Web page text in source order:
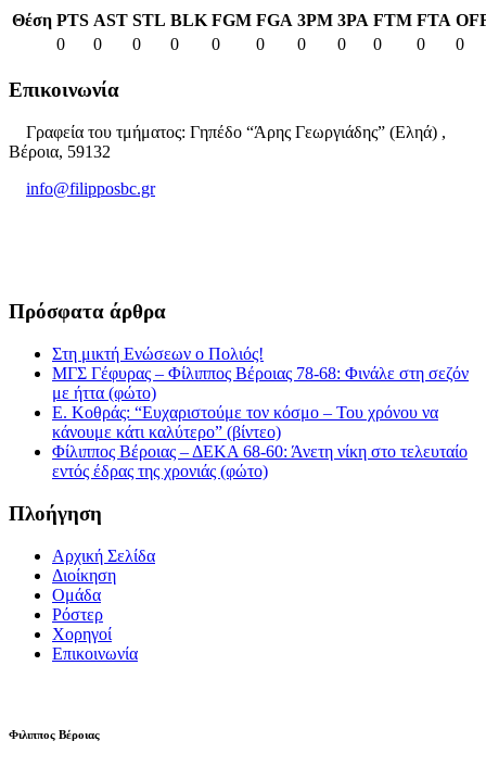
Θέση PTS AST STL BLK FGM FGA 3PM 3PA FTM FTA
0
0 0 0 0 0 0 0 0 0 0
Επικοινωνία
Γραφεία του τμήματος: Γηπέδο “Άρης Γεωργιάδης” (Εληά) ,
Βέροια, 59132
info@filipposbc.gr
Πρόσφατα άρθρα
Στη μικτή Ενώσεων ο Πολιός!
ΜΓΣ Γέφυρας – Φίλιππος Βέροιας 78-68: Φινάλε στη σεζόν
με ήττα (φώτο)
Ε. Κοθράς: “Ευχαριστούμε τον κόσμο – Του χρόνου να
κάνουμε κάτι καλύτερο” (βίντεο)
Φίλιππος Βέροιας – ΔΕΚΑ 68-60: Άνετη νίκη στο τελευταίο
εντός έδρας της χρονιάς (φώτο)
Πλοήγηση
Αρχική Σελίδα
Διοίκηση
Ομάδα
Ρόστερ
Χορηγοί
Επικοινωνία
Φιλιππος Βέροιας